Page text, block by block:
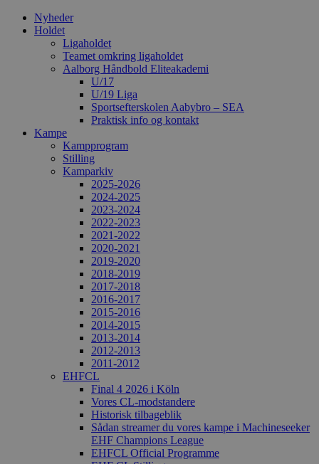
Nyheder
Holdet
Ligaholdet
Teamet omkring ligaholdet
Aalborg Håndbold Eliteakademi
U/17
U/19 Liga
Sportsefterskolen Aabybro – SEA
Praktisk info og kontakt
Kampe
Kampprogram
Stilling
Kamparkiv
2025-2026
2024-2025
2023-2024
2022-2023
2021-2022
2020-2021
2019-2020
2018-2019
2017-2018
2016-2017
2015-2016
2014-2015
2013-2014
2012-2013
2011-2012
EHFCL
Final 4 2026 i Köln
Vores CL-modstandere
Historisk tilbageblik
Sådan streamer du vores kampe i Machineseeker
EHF Champions League
EHFCL Official Programme